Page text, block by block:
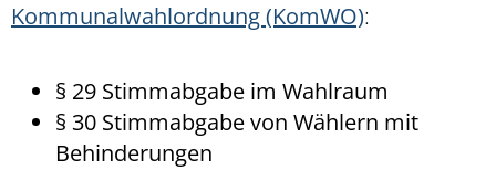
Kommunalwahlordnung (KomWO):
§ 29 Stimmabgabe im Wahlraum
§ 30 Stimmabgabe von Wählern mit
Behinderungen